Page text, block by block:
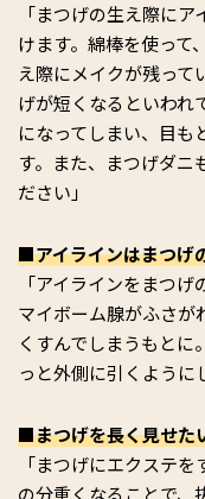
「まつげの生え際に
けます。綿棒を使って
え際にメイクが残って
げが短くなるといわれ
になってしまい、目も
す。また、まつげダニ
ださい」
■アイラインはまつげ
「アイラインをまつ
マイボーム腺がふさが
くすんでしまうもとに
っと外側に引くように
■まつげを長く見せた
「まつげにエクステ
の分重くなることで、